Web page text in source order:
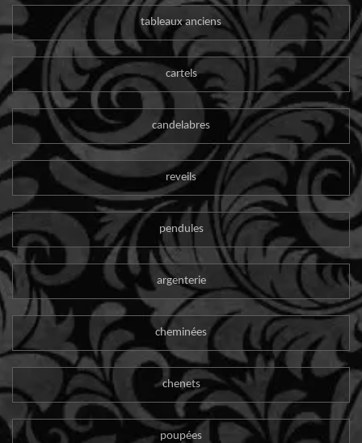
tableaux anciens
cartels
candelabres
reveils
pendules
argenterie
cheminées
chenets
poupées